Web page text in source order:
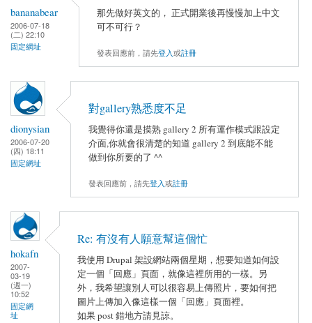
bananabear
2006-07-18
(二) 22:10
固定網址
那先做好英文的， 正式開業後再慢慢加上中文
可不可行？
發表回應前，請先登入或註冊
dionysian
2006-07-20
(四) 18:11
固定網址
對gallery熟悉度不足
我覺得你還是摸熟 gallery 2 所有運作模式跟設定
介面,你就會很清楚的知道 gallery 2 到底能不能
做到你所要的了 ^^
發表回應前，請先登入或註冊
hokafn
2007-
03-19
(週一)
10:52
固定網
址
Re: 有沒有人願意幫這個忙
我使用 Drupal 架設網站兩個星期，想要知道如何設
定一個「回應」頁面，就像這裡所用的一樣。另
外，我希望讓別人可以很容易上傳照片，要如何把
圖片上傳加入像這樣一個「回應」頁面裡。
如果 post 錯地方請見諒。